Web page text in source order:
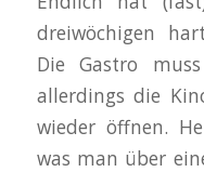
dreiwöchigen
Die Gastro
allerdings die
wieder öffnen.
was man über